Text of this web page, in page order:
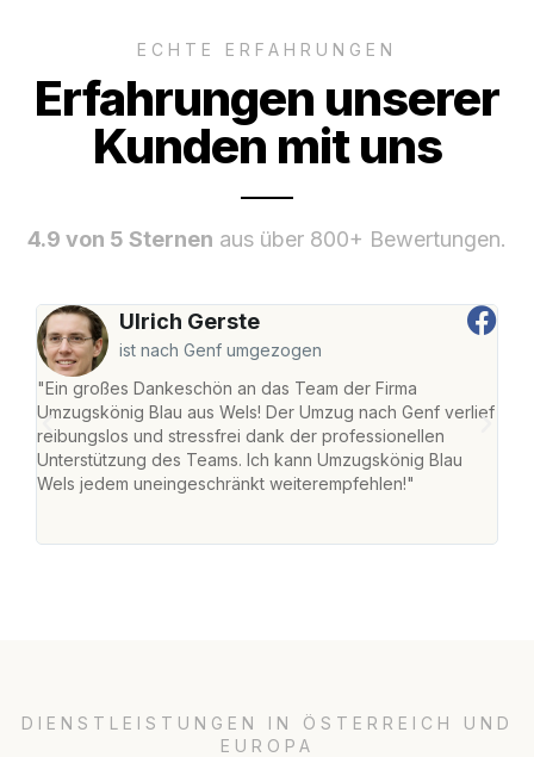
ECHTE ERFAHRUNGEN
Erfahrungen unserer
Kunden mit uns
4.9 von 5 Sternen aus über 800+ Bewertungen.
Ulrich Gerste
ist nach Genf umgezogen
"Ein großes Dankeschön an das Team der Firma
Umzugskönig Blau aus Wels! Der Umzug nach Genf verlief
reibungslos und stressfrei dank der professionellen
Unterstützung des Teams. Ich kann Umzugskönig Blau
Wels jedem uneingeschränkt weiterempfehlen!"
DIENSTLEISTUNGEN IN ÖSTERREICH UND
EUROPA